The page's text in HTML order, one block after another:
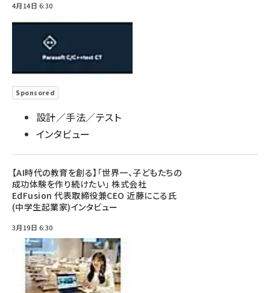
4月14日 6:30
Sponsored
設計／手法／テスト
インタビュー
【AI時代の教育を創る】「世界一、子どもたちの
成功体験を作り続けたい」 株式会社
EdFusion 代表取締役兼CEO 近藤にこる氏
(中学生起業家)インタビュー
3月19日 6:30